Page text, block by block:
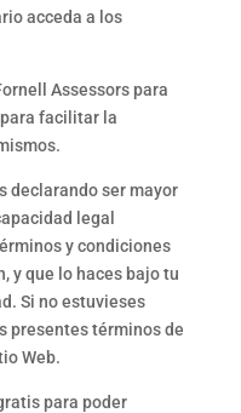
acceda a los
Assessors para
facilitar la
declarando ser mayor
legal
y condiciones
y que lo haces bajo tu
Si no estuvieses
presentes términos de
Web.
para poder